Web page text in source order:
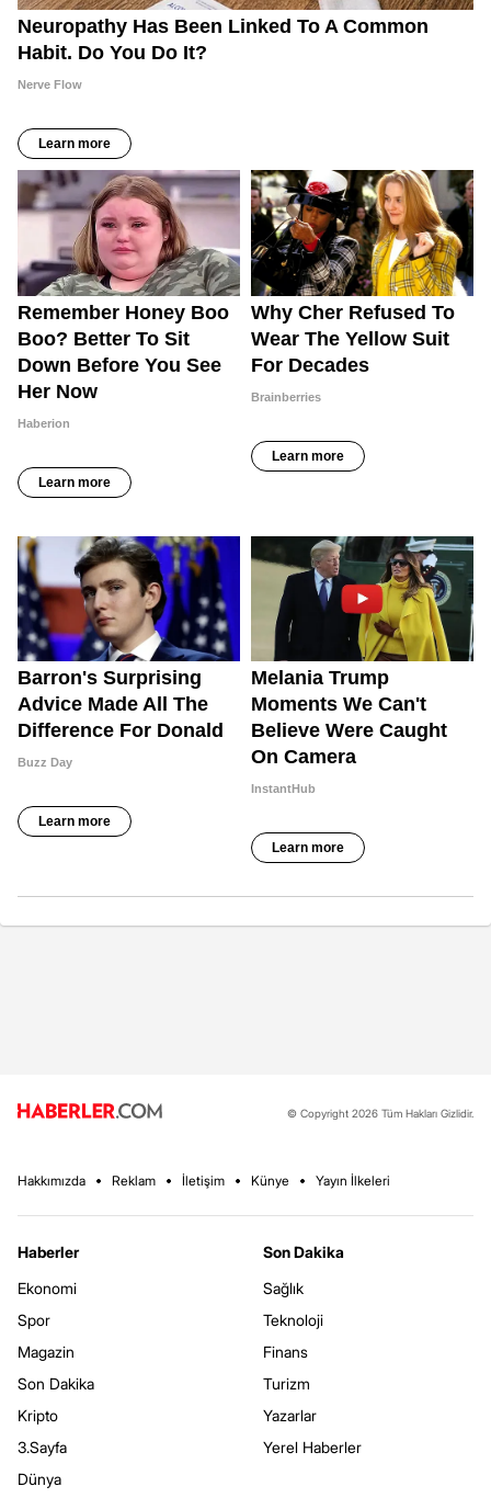
© Copyright 2026 Tüm Hakları Gizlidir.
Hakkımızda Reklam İletişim Künye Yayın İlkeleri
Haberler
Ekonomi
Spor
Magazin
Son Dakika
Kripto
3.Sayfa
Dünya
Son Dakika
Sağlık
Teknoloji
Finans
Turizm
Yazarlar
Yerel Haberler